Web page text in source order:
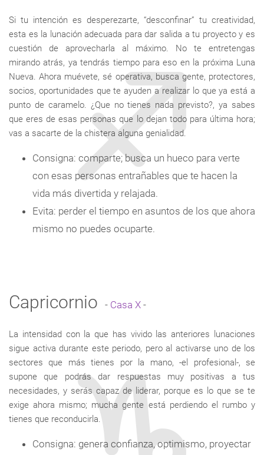
Si tu intención es desperezarte, “desconfinar” tu creatividad,
esta es la lunación adecuada para dar salida a tu proyecto y es
cuestión de aprovecharla al máximo. No te entretengas
mirando atrás, ya tendrás tiempo para eso en la próxima Luna
Nueva. Ahora muévete, sé operativa, busca gente, protectores,
socios, oportunidades que te ayuden a realizar lo que ya está a
punto de caramelo. ¿Que no tienes nada previsto?, ya sabes
que eres de esas personas que lo dejan todo para última hora;
vas a sacarte de la chistera alguna genialidad.
Consigna: comparte; busca un hueco para verte
con esas personas entrañables que te hacen la
vida más divertida y relajada.
Evita: perder el tiempo en asuntos de los que ahora
mismo no puedes ocuparte.
Capricornio - Casa X -
La intensidad con la que has vivido las anteriores lunaciones
sigue activa durante este periodo, pero al activarse uno de los
sectores que más tienes por la mano, -el profesional-, se
supone que podrás dar respuestas muy positivas a tus
necesidades, y serás capaz de liderar, porque es lo que se te
exige ahora mismo; mucha gente está perdiendo el rumbo y
tienes que reconducirla.
Consigna: genera confianza, optimismo, proyectar